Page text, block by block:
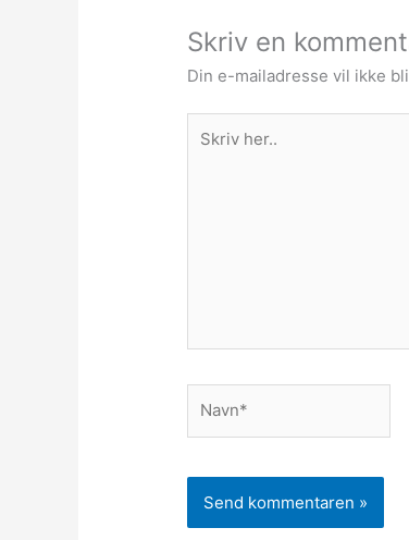
Skriv en
Din e-mailadresse vil ikke
her..